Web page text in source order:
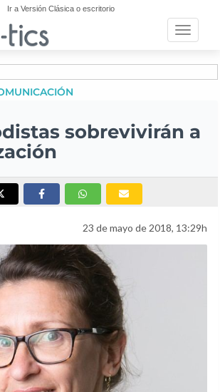
Ir a Versión Clásica o escritorio
Toggle
sobrevivirán a
23 de mayo de 2018, 13:29h